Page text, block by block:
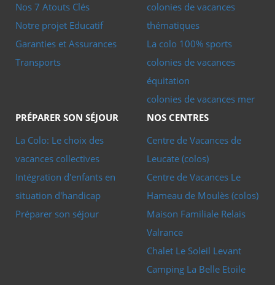
Nos 7 Atouts Clés
Notre projet Educatif
Garanties et Assurances
Transports
colonies de vacances
thématiques
La colo 100% sports
colonies de vacances
équitation
colonies de vacances mer
PRÉPARER SON SÉJOUR
La Colo: Le choix des
vacances collectives
Intégration d'enfants en
situation d'handicap
Préparer son séjour
NOS CENTRES
Centre de Vacances de
Leucate (colos)
Centre de Vacances Le
Hameau de Moulès (colos)
Maison Familiale Relais
Valrance
Chalet Le Soleil Levant
Camping La Belle Etoile